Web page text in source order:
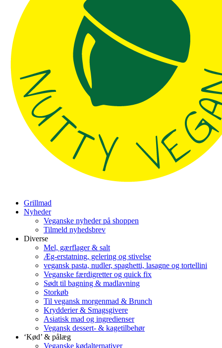
Grillmad
Nyheder
Veganske nyheder på shoppen
Tilmeld nyhedsbrev
Diverse
Mel, gærflager & salt
Æg-erstatning, gelering og stivelse
vegansk pasta, nudler, spaghetti, lasagne og tortellini
Veganske færdigretter og quick fix
Sødt til bagning & madlavning
Storkøb
Til vegansk morgenmad & Brunch
Krydderier & Smagsgivere
Asiatisk mad og ingredienser
Vegansk dessert- & kagetilbehør
‘Kød’ & pålæg
Veganske kødalternativer